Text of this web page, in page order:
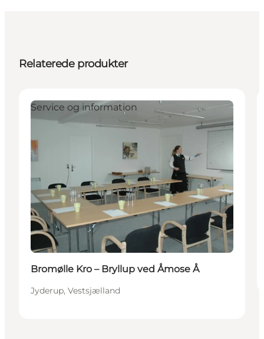
Relaterede produkter
Service og information
Bromølle Kro – Bryllup ved Åmose Å
Jyderup, Vestsjælland